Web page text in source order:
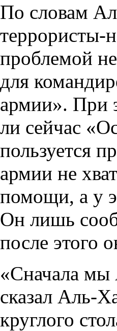
По словам
террористы-
проблемой
для
армии». При
ли сейчас
пользуется
армии не
помощи, а у
Он лишь
после этого
«Сначала мы
сказал Аль-
круглого